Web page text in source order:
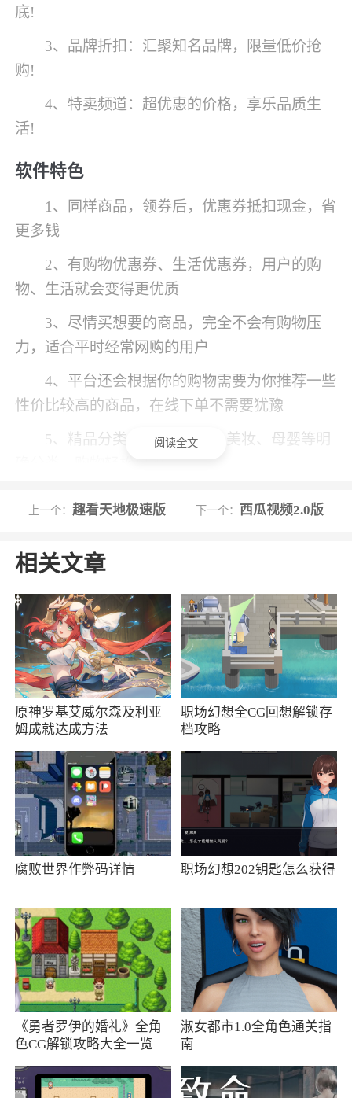
底!
3、品牌折扣：汇聚知名品牌，限量低价抢
购!
4、特卖频道：超优惠的价格，享乐品质生
活!
软件特色
1、同样商品，领券后，优惠券抵扣现金，省
更多钱
2、有购物优惠券、生活优惠券，用户的购
物、生活就会变得更优质
3、尽情买想要的商品，完全不会有购物压
力，适合平时经常网购的用户
4、平台还会根据你的购物需要为你推荐一些
性价比较高的商品，在线下单不需要犹豫
5、精品分类--服装、美食、美妆、母婴等明
7、高性价比商品，每天给用户推荐性价比高
小编评价
1、聚多荣创是一款实用的省钱购物软件。软
件汇集了海量优质商品，让用户能够在这里找到
自己想要的，软件还为用户提供了超多的优惠
券，购物之前先领券，购物更省钱
2、聚多荣创APP是一款非常实惠的专业电商
网购平台，聚多荣创商城拥有无数的精品商品供
大家选购，聚多荣创还有上万张大额优惠券，领
到聚多荣创APP的优惠券就是赚到，购物更加划
算
拥有的商品资源十分丰富，超多大额购物优惠券
免费领取，每天都有各种限时活动以及大牌折扣
活动等你参与进来，在这里购物买到就是赚到，
喜欢就不要错过啦
4、聚多荣创商城app分享，聚多荣创是一个
全新的电商平台，汇集了各大平台的优惠商品，
商品种类繁多，价格实惠，自用省钱必备购物神
阅读全文
上一个： 趣看天地极速版 下一个： 西瓜视频2.0版
相关文章
原神罗基艾威尔森及利亚
姆成就达成方法
职场幻想全CG回想解锁存
档攻略
腐败世界作弊码详情 职场幻想202钥匙怎么获得
《勇者罗伊的婚礼》全角
色CG解锁攻略大全一览
淑女都市1.0全角色通关指
南